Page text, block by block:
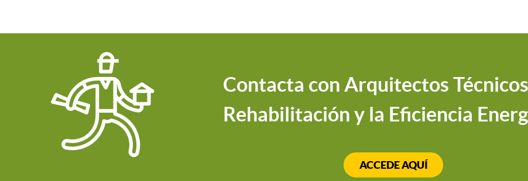
Contacta con Arquitectos
Rehabilitación y la Eficiencia
ACCEDE AQUÍ